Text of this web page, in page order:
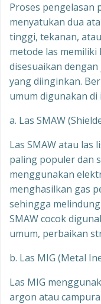
Proses pengelasan
menyatukan dua
tinggi, tekanan,
metode las
disesuaikan
yang diinginkan.
umum digunakan di
a. Las SMAW
Las SMAW atau las
paling populer dan
menggunakan
menghasilkan gas
sehingga
SMAW cocok
umum, perbaikan
b. Las MIG (Metal
Las MIG
argon atau